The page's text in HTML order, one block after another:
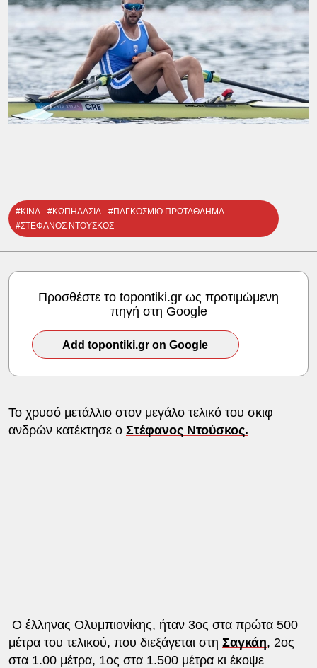
#ΚΙΝΑ #ΚΩΠΗΛΑΣΙΑ
#ΠΑΓΚΟΣΜΙΟ ΠΡΩΤΑΘΛΗΜΑ
#ΣΤΕΦΑΝΟΣ ΝΤΟΥΣΚΟΣ
Προσθέστε το topontiki.gr ως προτιμώμενη
πηγή στη Google
Add topontiki.gr on Google
Το χρυσό μετάλλιο στον μεγάλο τελικό του σκιφ
ανδρών κατέκτησε ο Στέφανος Ντούσκος.
Ο έλληνας Ολυμπιονίκης, ήταν 3ος στα πρώτα 500
μέτρα του τελικού, που διεξάγεται στη Σαγκάη, 2ος
στα 1.00 μέτρα, 1ος στα 1.500 μέτρα κι έκοψε